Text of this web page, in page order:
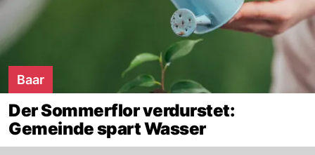
Baar
Der Sommerflor verdurstet:
Gemeinde spart Wasser